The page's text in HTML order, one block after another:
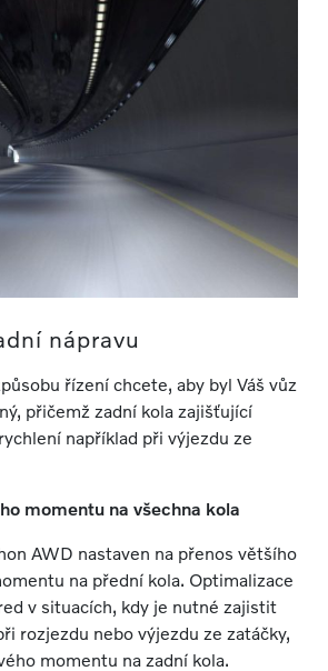
nápravu
řízení chcete, aby byl Váš vůz
přičemž zadní kola zajišťující
například při výjezdu ze
momentu na všechna kola
AWD nastaven na přenos většího
na přední kola. Optimalizace
v situacích, kdy je nutné zajistit
rozjezdu nebo výjezdu ze zatáčky,
momentu na zadní kola.